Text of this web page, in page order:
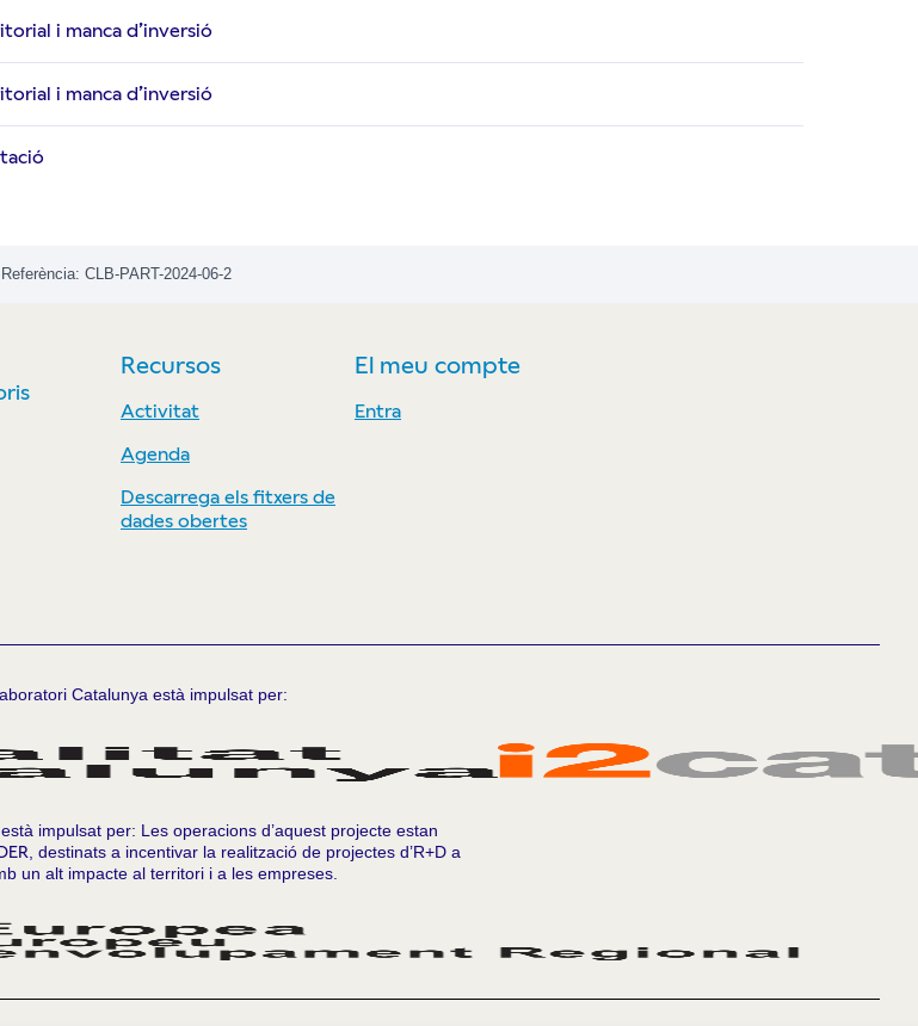
i manca d’inversió
i manca d’inversió
Referència: CLB-PART-2024-06-2
Recursos
Activitat
Agenda
Descarrega els fitxers de
dades obertes
El meu compte
Entra
Catalunya està impulsat per:
impulsat per: Les operacions d’aquest projecte estan
, destinats a incentivar la realització de projectes d’R+D a
un alt impacte al territori i a les empreses.